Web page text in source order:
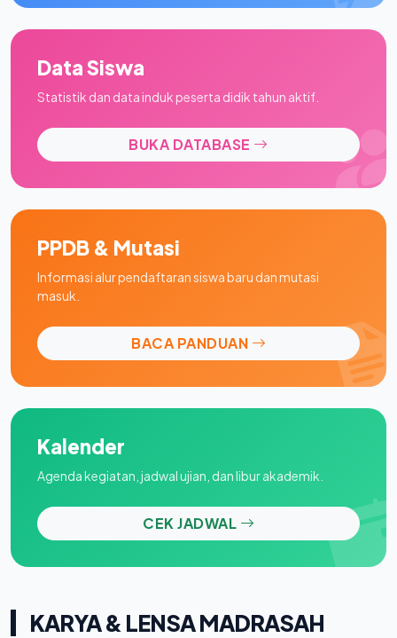
Data Siswa
Statistik dan data induk peserta didik tahun aktif.
BUKA DATABASE
PPDB & Mutasi
Informasi alur pendaftaran siswa baru dan mutasi
masuk.
BACA PANDUAN
Kalender
Agenda kegiatan, jadwal ujian, dan libur akademik.
CEK JADWAL
KARYA & LENSA MADRASAH